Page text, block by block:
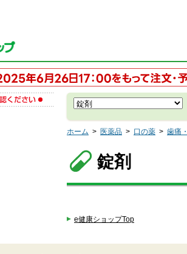
ホーム > 医薬品 > 口の薬 > 歯痛
錠剤
e健康ショップTop